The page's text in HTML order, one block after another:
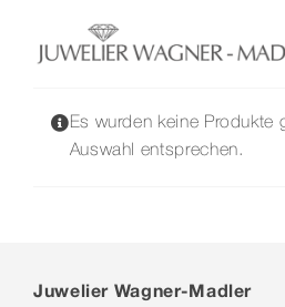
springen
Es wurden keine Produkte
Auswahl entsprechen.
Juwelier Wagner-Madler